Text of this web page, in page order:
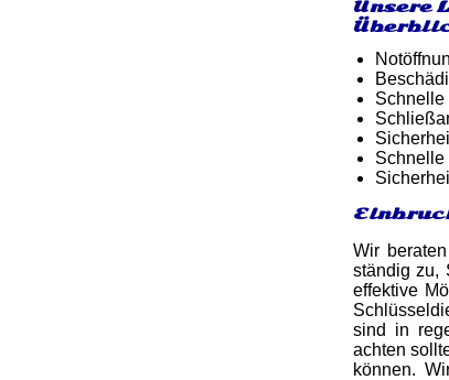
Unsere
Schnelle
Schnelle
Wir
ständig zu,
effektive
sind in
achten
können.